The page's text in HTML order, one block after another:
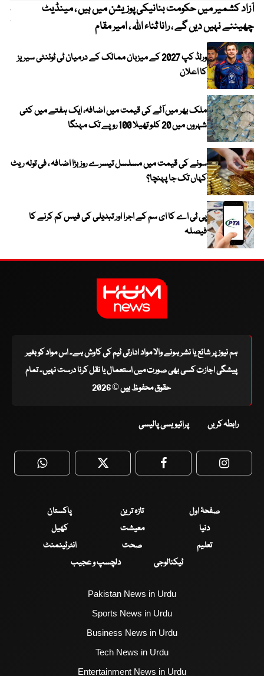
آزاد کشمیر میں حکومت بنانیکی پوزیشن میں ہیں ، مینڈیٹ
چھیننے نہیں دیں گے ، رانا ثناء اللہ ، امیر مقام
ورلڈ کپ 2027 کے میزبان ممالک کے درمیان ٹی ٹوئنٹی سیریز
کا اعلان
ملک بھر میں آٹے کی قیمت میں اضافہ، ایک ہفتے میں کئی
شہروں میں 20 کلو تھیلا 100 روپے تک مہنگا
سونے کی قیمت میں مسلسل تیسرے روز بڑا اضافہ ، فی تولہ ریٹ
کہاں تک جا پہنچا؟
پی ٹی اے کا ای سم کے اجرا اور تبدیلی کی فیس کم کرنے کا
فیصلہ
ہم نیوز پر شائع یا نشر ہونے والا مواد ادارتی ٹیم کی کاوش ہے۔ اس مواد کو بغیر
پیشگی اجازت کسی بھی صورت میں استعمال یا نقل کرنا درست نہیں۔ تمام
حقوق محفوظ ہیں © 2026
رابطہ کریں پرائیویسی پالیسی
WhatsApp Twitter Facebook
صفحۂ اول تازہ ترین
پاکستان
دنیا
معیشت
کھیل
تعلیم
صحت
انٹرٹینمنٹ
ٹیکنالوجی
دلچسپ و عجیب
Pakistan News in Urdu
Sports News in Urdu
Business News in Urdu
Tech News in Urdu
Entertainment News in Urdu